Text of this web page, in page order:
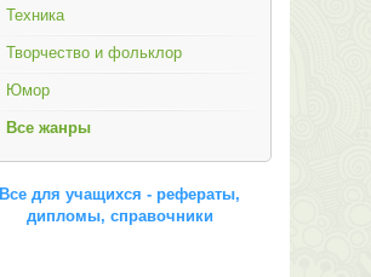
Техника
Творчество и фольклор
Юмор
Все жанры
Все для учащихся - рефераты,
дипломы, справочники